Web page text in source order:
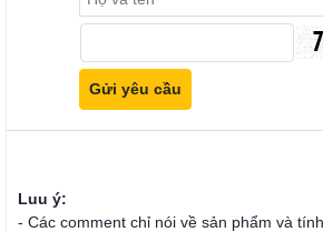
Luu ý:
- Các comment chỉ nói về sản phẩm và